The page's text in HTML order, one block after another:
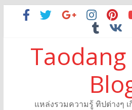
แหล่งรวมความรู้ ทิปต่างๆ เ